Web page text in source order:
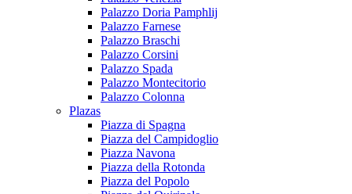
Palazzo Doria Pamphlij
Palazzo Farnese
Palazzo Braschi
Palazzo Corsini
Palazzo Spada
Palazzo Montecitorio
Palazzo Colonna
Plazas
Piazza di Spagna
Piazza del Campidoglio
Piazza Navona
Piazza della Rotonda
Piazza del Popolo